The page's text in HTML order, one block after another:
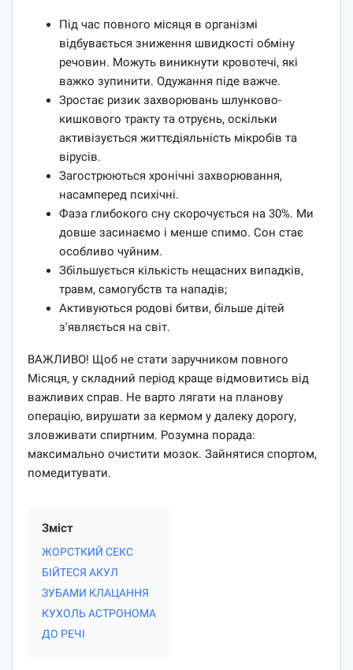
Під час повного місяця в організмі
відбувається зниження швидкості обміну
речовин. Можуть виникнути кровотечі, які
важко зупинити. Одужання піде важче.
Зростає ризик захворювань шлунково-
кишкового тракту та отруєнь, оскільки
активізується життєдіяльність мікробів та
вірусів.
Загострюються хронічні захворювання,
насамперед психічні.
Фаза глибокого сну скорочується на 30%. Ми
довше засинаємо і менше спимо. Сон стає
особливо чуйним.
Збільшується кількість нещасних випадків,
травм, самогубств та нападів;
Активуються родові битви, більше дітей
з'являється на світ.
ВАЖЛИВО! Щоб не стати заручником повного
Місяця, у складний період краще відмовитись від
важливих справ. Не варто лягати на планову
операцію, вирушати за кермом у далеку дорогу,
зловживати спиртним. Розумна порада:
максимально очистити мозок. Зайнятися спортом,
помедитувати.
Зміст
ЖОРСТКИЙ СЕКС
БІЙТЕСЯ АКУЛ
ЗУБАМИ КЛАЦАННЯ
КУХОЛЬ АСТРОНОМА
ДО РЕЧІ